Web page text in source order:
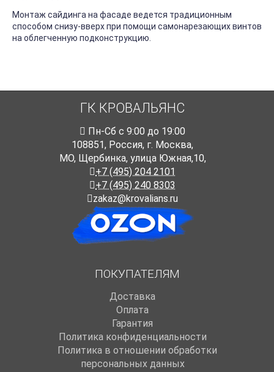
Монтаж сайдинга на фасаде ведется традиционным
способом снизу-вверх при помощи самонарезающих винтов
на облегченную подконструкцию.
ГК КРОВАЛЬЯНС
Пн-Cб с 9:00 до 19:00
108851, Россия, г. Москва,
МО, Щербинка, улица Южная,10,
+7 (495) 204 2101
+7 (495) 240 8303
zakaz@krovalians.ru
ПОКУПАТЕЛЯМ
Доставка
Оплата
Гарантия
Политика конфиденциальности
Политика в отношении обработки
персональных данных